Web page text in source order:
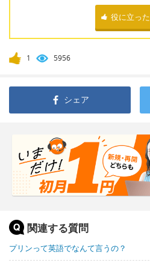
役に立った
1 5956
シェア
関連する質問
プリンって英語でなんて言うの？